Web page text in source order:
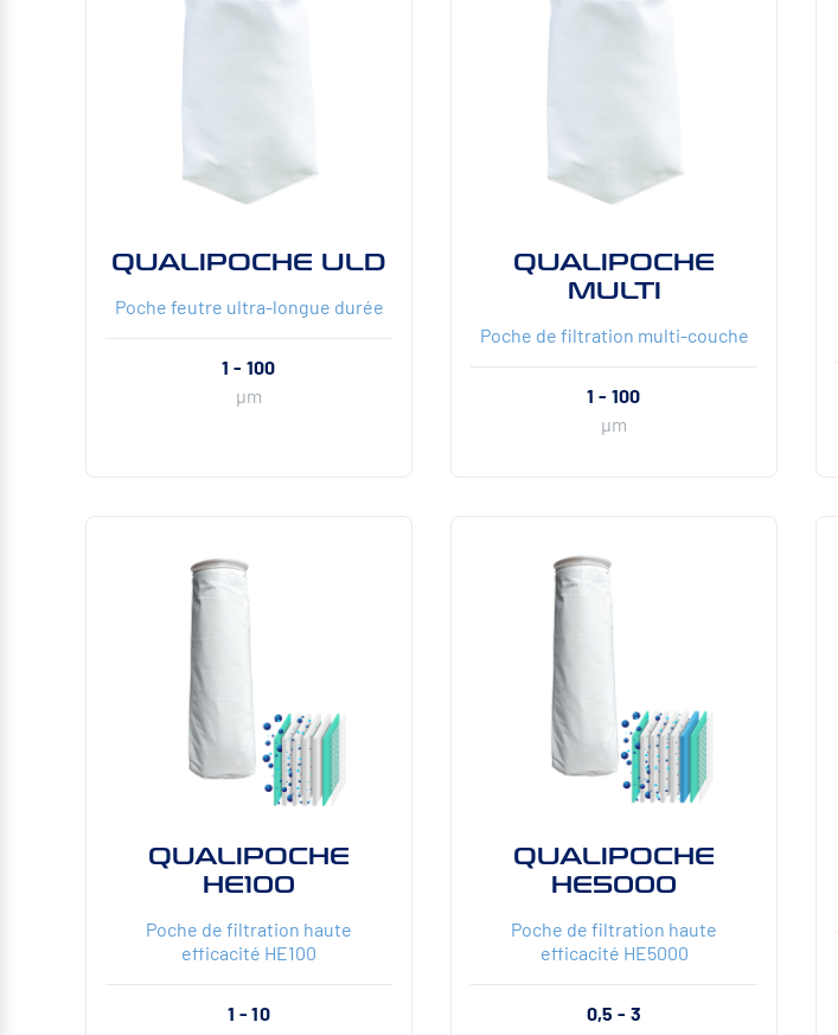
QUALIPOCHE ULD
Poche feutre ultra-longue durée
1 - 100
µm
QUALIPOCHE
MULTI
Poche de filtration multi-couche
1 - 100
µm
QUALIPOCHE
HE100
Poche de filtration haute
efficacité HE100
1 - 10
QUALIPOCHE
HE5000
Poche de filtration haute
efficacité HE5000
0,5 - 3